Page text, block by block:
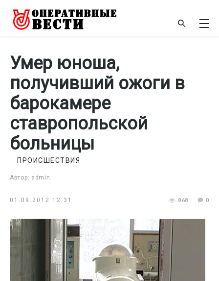
Умер юноша,
получивший ожоги в
барокамере
ставропольской
больницы
Автор: admin
ПРОИСШЕСТВИЯ
01.09.2012 12:31 868 0